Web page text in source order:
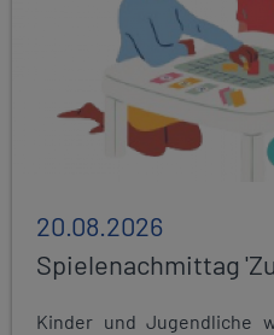
20.08.2026
Spielenachmittag
Kinder und Jugendliche